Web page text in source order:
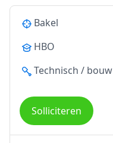
Bakel
HBO
Technisch / bouw
Solliciteren